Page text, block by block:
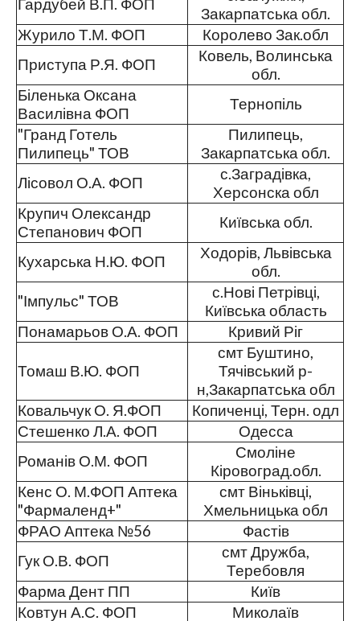
Гардубей В.П. ФОП
Закарпатська обл.
Журило Т.М. ФОП
Королево Зак.обл
Приступа Р.Я. ФОП
Ковель, Волинська
обл.
Біленька Оксана
Василівна ФОП
Тернопіль
"Гранд Готель
Пилипець" ТОВ
Пилипець,
Закарпатська обл.
Лісовол О.А. ФОП
с.Заградівка,
Херсонска обл
Крупич Олександр
Степанович ФОП
Київська обл.
Кухарська Н.Ю. ФОП
Ходорів, Львівська
обл.
"Імпульс" ТОВ
с.Нові Петрівці,
Київська область
Понамарьов О.А. ФОП
Кривий Ріг
Томаш В.Ю. ФОП
смт Буштино,
Тячівський р-
н,Закарпатська обл
Ковальчук О. Я.ФОП
Копиченці, Терн. одл
Стешенко Л.А. ФОП
Одесса
Романів О.М. ФОП
Смоліне
Кіровоград.обл.
Кенс О. М.ФОП Аптека
"Фармаленд+"
смт Віньківці,
Хмельницька обл
ФРАО Аптека №56
Фастів
Гук О.В. ФОП
смт Дружба,
Теребовля
Фарма Дент ПП
Київ
Ковтун А.С. ФОП
Миколаїв